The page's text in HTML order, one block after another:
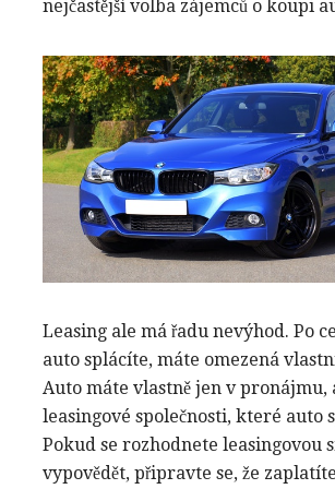
nejčastější volba zájemců o koupi
Leasing ale má řadu nevýhod. Po
auto splácíte, máte omezená
Auto máte vlastně jen v pronájmu,
leasingové společnosti, které auto
Pokud se rozhodnete leasingovou
vypovědět, připravte se, že